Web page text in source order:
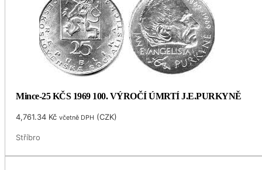
Mince-25 KČS 1969 100. VÝROČÍ ÚMRTÍ J.E.PURKYNĚ
4,761.34 Kč včetně DPH (CZK)
Stříbro